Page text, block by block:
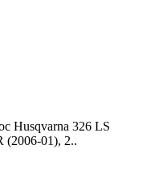
Husqvarna 326 LS
(2006-01), 2..